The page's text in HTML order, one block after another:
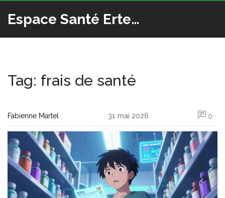
Espace Santé Ertedis
Tag: frais de santé
Fabienne Martel 31 mai 2026 0